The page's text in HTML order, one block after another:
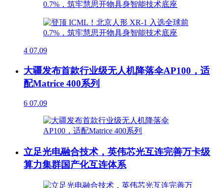
4 07.09
大疆发布首款行业级无人机降落伞AP100，适
配Matrice 400系列
6 07.09
立足光电融合技术，英伟芯光互连完善万卡级
算力集群国产化互连体系